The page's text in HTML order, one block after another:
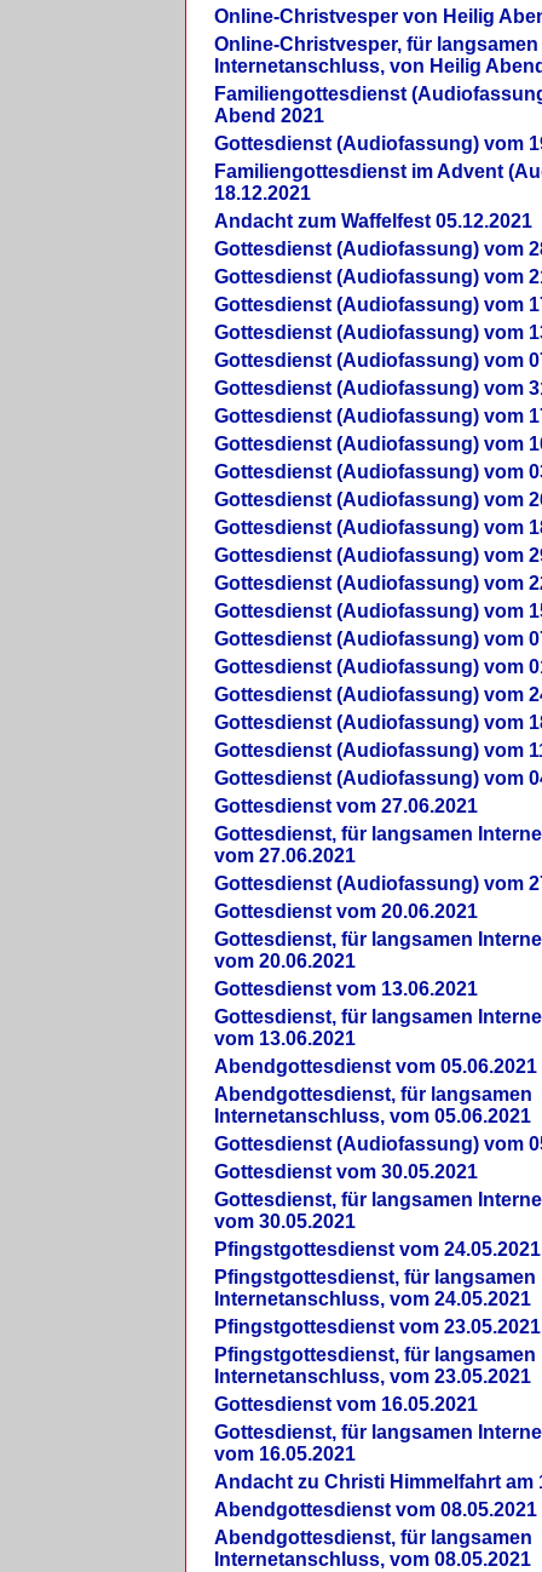
Online-Christvesper von Heilig
Online-Christvesper, für langsamen
Internetanschluss, von Heilig
Familiengottesdienst
Abend 2021
Gottesdienst (Audiofassung) vom
Familiengottesdienst im Advent
18.12.2021
Andacht zum Waffelfest 05.12.2021
Gottesdienst (Audiofassung) vom
Gottesdienst (Audiofassung) vom
Gottesdienst (Audiofassung) vom
Gottesdienst (Audiofassung) vom
Gottesdienst (Audiofassung) vom
Gottesdienst (Audiofassung) vom
Gottesdienst (Audiofassung) vom
Gottesdienst (Audiofassung) vom
Gottesdienst (Audiofassung) vom
Gottesdienst (Audiofassung) vom
Gottesdienst (Audiofassung) vom
Gottesdienst (Audiofassung) vom
Gottesdienst (Audiofassung) vom
Gottesdienst (Audiofassung) vom
Gottesdienst (Audiofassung) vom
Gottesdienst (Audiofassung) vom
Gottesdienst (Audiofassung) vom
Gottesdienst (Audiofassung) vom
Gottesdienst (Audiofassung) vom
Gottesdienst (Audiofassung) vom
Gottesdienst vom 27.06.2021
Gottesdienst, für langsamen
vom 27.06.2021
Gottesdienst (Audiofassung) vom
Gottesdienst vom 20.06.2021
Gottesdienst, für langsamen
vom 20.06.2021
Gottesdienst vom 13.06.2021
Gottesdienst, für langsamen
vom 13.06.2021
Abendgottesdienst vom 05.06.2021
Abendgottesdienst, für langsamen
Internetanschluss, vom 05.06.2021
Gottesdienst (Audiofassung) vom
Gottesdienst vom 30.05.2021
Gottesdienst, für langsamen
vom 30.05.2021
Pfingstgottesdienst vom 24.05.2021
Pfingstgottesdienst, für langsamen
Internetanschluss, vom 24.05.2021
Pfingstgottesdienst vom 23.05.2021
Pfingstgottesdienst, für langsamen
Internetanschluss, vom 23.05.2021
Gottesdienst vom 16.05.2021
Gottesdienst, für langsamen
vom 16.05.2021
Andacht zu Christi Himmelfahrt am
Abendgottesdienst vom 08.05.2021
Abendgottesdienst, für langsamen
Internetanschluss, vom 08.05.2021